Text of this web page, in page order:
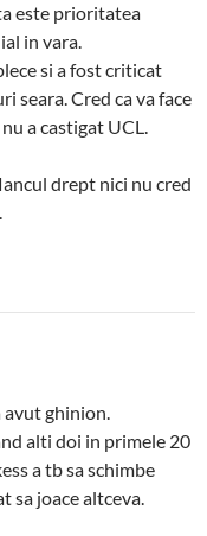
este prioritatea
in vara.
si a fost criticat
seara. Cred ca va face
a castigat UCL.
drept nici nu cred
avut ghinion.
alti doi in primele 20
a tb sa schimbe
sa joace altceva.